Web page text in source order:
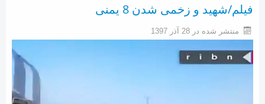
فیلم/شهید و زخمی شدن 8 یمنی
منتشر شده در 28 آذر 1397